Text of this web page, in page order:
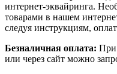
интернет-эквайринга.
товарами в нашем
следуя инструкциям,
Безналичная оплата: При
или через сайт можно